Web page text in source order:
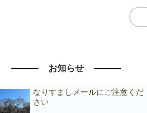
お知らせ
なりすましメールにご注意くだ
さい